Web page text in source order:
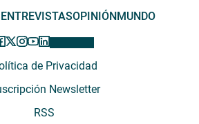
ENTREVISTASOPINIÓNMUNDO
de Privacidad
Newsletter
RSS